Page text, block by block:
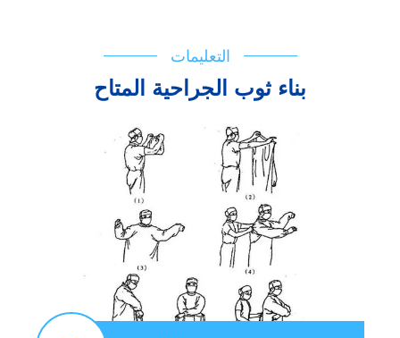
التعليمات
بناء ثوب الجراحية المتاح